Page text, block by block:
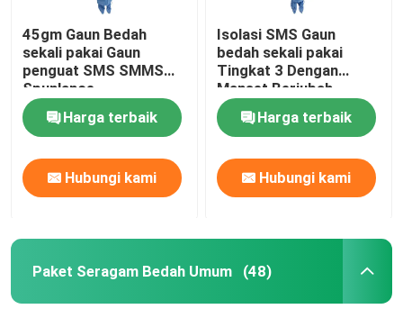
45gm Gaun Bedah
sekali pakai Gaun
penguat SMS SMMS
Spunlance
Harga terbaik
Hubungi kami
Isolasi SMS Gaun
bedah sekali pakai
Tingkat 3 Dengan
Manset Berjubah
Harga terbaik
Hubungi kami
Paket Seragam Bedah Umum (48)